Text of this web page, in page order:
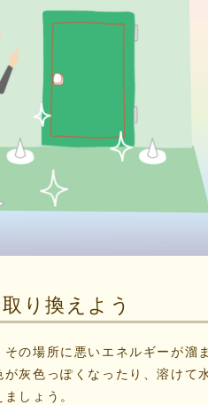
り換えよう
の場所に悪いエネルギーが溜
が灰色っぽくなったり、溶けて
しょう。